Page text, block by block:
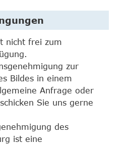
nicht frei zum
zur
Bildes in einem
Anfrage oder
Sie uns gerne
des
ist eine